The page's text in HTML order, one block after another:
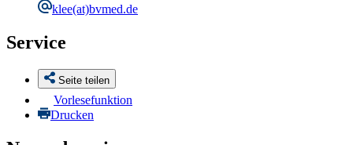
klee(at)bvmed.de
Service
Seite teilen
Vorlesefunktion
Drucken